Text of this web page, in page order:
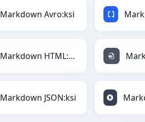
Markdown Avro:ksi
Markdown HTML:ksi
Markdown JSON:ksi